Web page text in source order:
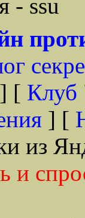
- ssu
] [ Клуб
] [
из
и